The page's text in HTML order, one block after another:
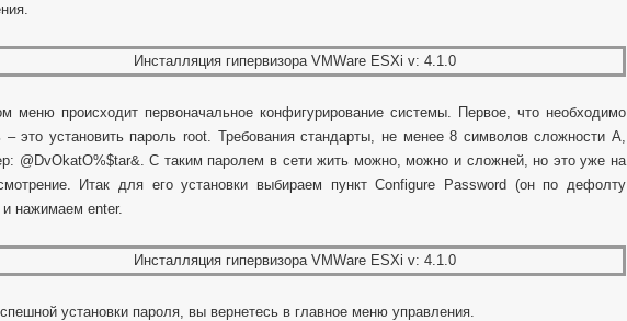
меню происходит первоначальное конфигурирование системы. Первое, что необходимо
– это установить пароль root. Требования стандарты, не менее 8 символов сложности А,
@DvOkatO%$tar&. С таким паролем в сети жить можно, можно и сложней, но это уже на
Итак для его установки выбираем пункт Configure Password (он по дефолту
и нажимаем enter.
установки пароля, вы вернетесь в главное меню управления.